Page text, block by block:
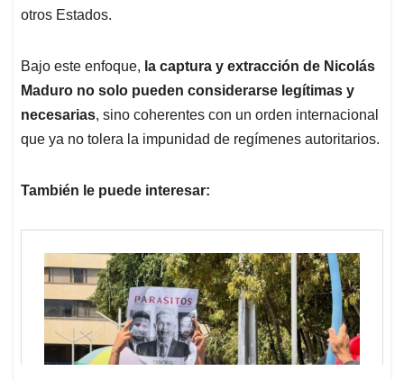
otros Estados.
Bajo este enfoque, la captura y extracción de Nicolás
Maduro no solo pueden considerarse legítimas y
necesarias, sino coherentes con un orden internacional
que ya no tolera la impunidad de regímenes autoritarios.
También le puede interesar: